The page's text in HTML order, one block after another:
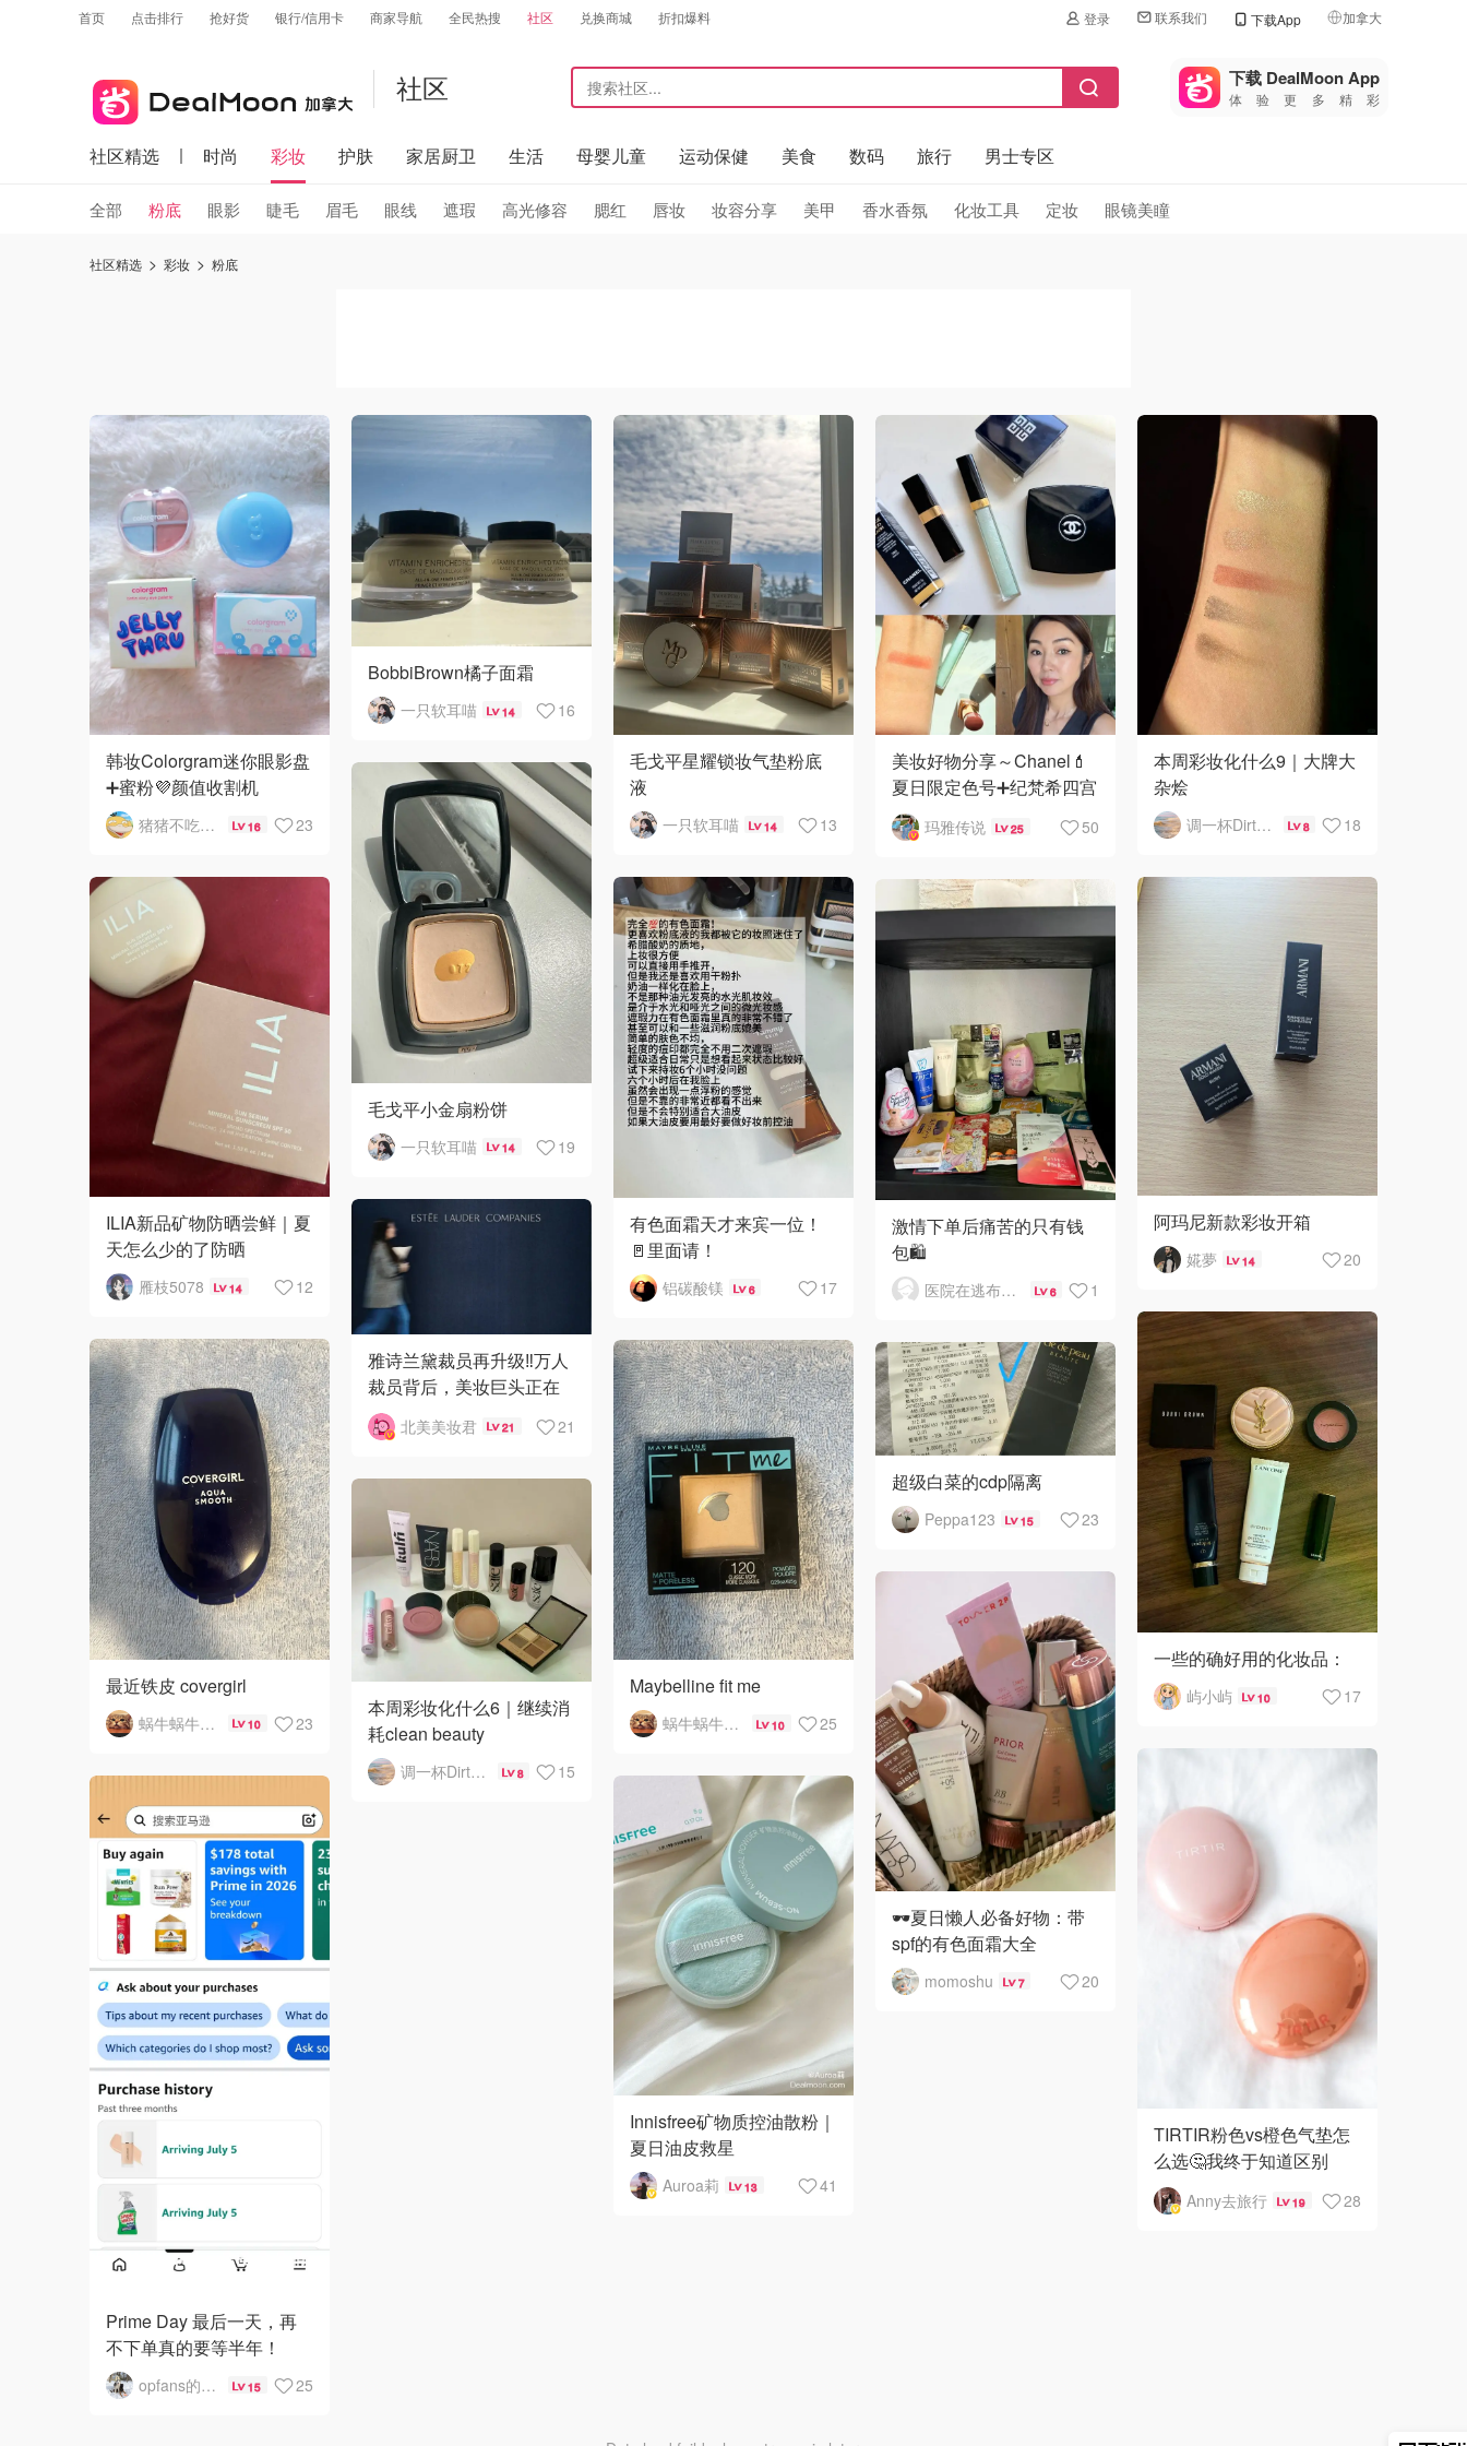
首页 点击排行 抢好货 银行/信用卡 商家导航 全民热搜 社区 兑换商城 折扣爆料 登录 联系我们 下载App 加拿大
🇺🇸
美国
🇨🇳中国
🇳🇿新西兰
社区 下载 DealMoon App
体验更多精彩
社区精选 时尚 彩妆 护肤 家居厨卫 生活 母婴儿童 运动保健 美食 数码 旅行 男士专区
全部 粉底 眼影 睫毛 眉毛 眼线 遮瑕 高光修容 腮红 唇妆 妆容分享 美甲 香水香氛 化妆工具 定妆 眼镜美瞳
社区精选 彩妆 粉底
韩妆Colorgram迷你眼影盘
➕蜜粉💜颜值收割机
猪猪不吃猪猪 16 23
BobbiBrown橘子面霜
一只软耳喵 14 16
毛戈平星耀锁妆气垫粉底
液
一只软耳喵 14 13
美妆好物分享～Chanel💄
夏日限定色号➕纪梵希四宫
格定妆散粉✨
玛雅传说 25 50
本周彩妆化什么9｜大牌大
杂烩
调一杯DirtyMartini 8 18
毛戈平小金扇粉饼
一只软耳喵 14 19
ILIA新品矿物防晒尝鲜｜夏
天怎么少的了防晒
雁枝5078 14 12
有色面霜天才来宾一位！
🚪里面请！
铝碳酸镁 6 17
阿玛尼新款彩妆开箱
婲夢 14 20
激情下单后痛苦的只有钱
包🛍
医院在逃布洛芬 6 1
雅诗兰黛裁员再升级‼️万人
裁员背后，美妆巨头正在
疯狂“换血”？😱
北美美妆君 21 21
一些的确好用的化妆品：
屿小屿 10 17
最近铁皮 covergirl
蜗牛蜗牛灭草机 10 23
Maybelline fit me
蜗牛蜗牛灭草机 10 25
超级白菜的cdp隔离
Peppa123 15 23
本周彩妆化什么6｜继续消
耗clean beauty
调一杯DirtyMartini 8 15
🕶️夏日懒人必备好物：带
spf的有色面霜大全
momoshu 7 20
TIRTIR粉色vs橙色气垫怎
么选🤔我终于知道区别
了！✨
Anny去旅行 19 28
Prime Day 最后一天，再
不下单真的要等半年！
opfans的一些事一些情 15 25
Innisfree矿物质控油散粉｜
夏日油皮救星
Auroa莉 13 41